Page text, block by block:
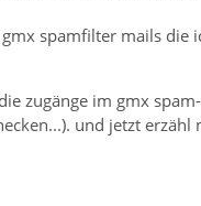
spamfilter mails die
zugänge im gmx
und jetzt erzähl